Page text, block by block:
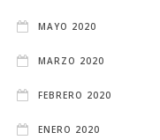
MAYO 2020
MARZO 2020
FEBRERO 2020
ENERO 2020